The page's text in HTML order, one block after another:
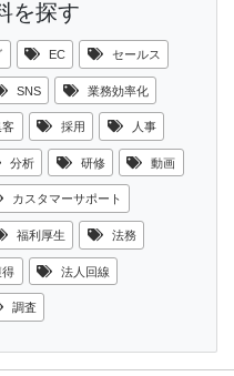
を探す
EC セールス
SNS 業務効率化
客 採用 人事
分析 研修 動画
カスタマーサポート
福利厚生 法務
得 法人回線
調査